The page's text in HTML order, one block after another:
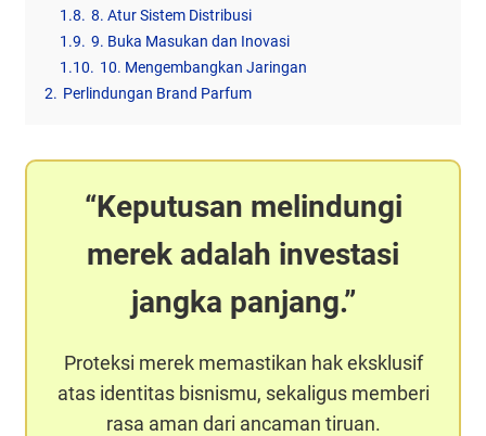
1.8. 8. Atur Sistem Distribusi
1.9. 9. Buka Masukan dan Inovasi
1.10. 10. Mengembangkan Jaringan
2. Perlindungan Brand Parfum
Keputusan melindungi
merek adalah investasi
jangka panjang.
Proteksi merek memastikan hak eksklusif
atas identitas bisnismu, sekaligus memberi
rasa aman dari ancaman tiruan.